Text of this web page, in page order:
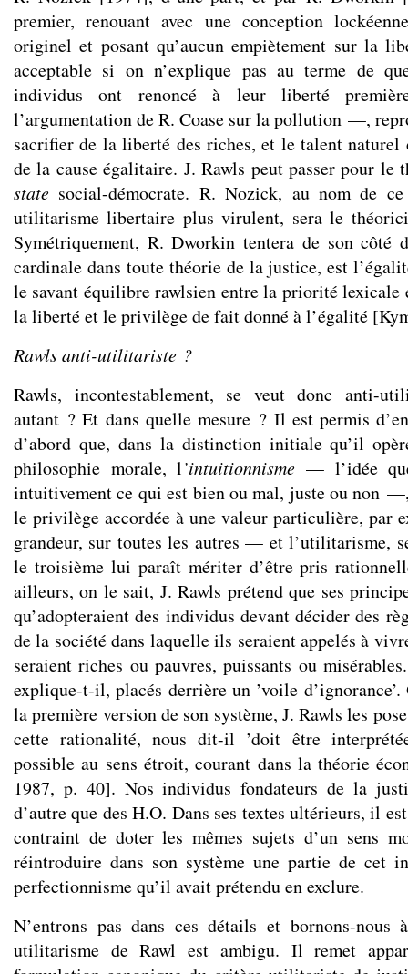
premier, renouant avec une conception
originel et posant qu’aucun empiètement sur la
acceptable si on n’explique pas au terme de
individus ont renoncé à leur liberté
l’argumentation de R. Coase sur la pollution —,
sacrifier de la liberté des riches, et le talent naturel
de la cause égalitaire. J. Rawls peut passer pour le
state social-démocrate. R. Nozick, au nom de
utilitarisme libertaire plus virulent, sera le
Symétriquement, R. Dworkin tentera de son côté
cardinale dans toute théorie de la justice, est
le savant équilibre rawlsien entre la priorité lexicale
la liberté et le privilège de fait donné à l’égalité
Rawls anti-utilitariste ?
Rawls, incontestablement, se veut donc anti-
autant ? Et dans quelle mesure ? Il est permis
d’abord que, dans la distinction initiale qu’il
philosophie morale, l’intuitionnisme — l’idée
intuitivement ce qui est bien ou mal, juste ou non
le privilège accordée à une valeur particulière, par
grandeur, sur toutes les autres — et l’utilitarisme,
le troisième lui paraît mériter d’être pris
ailleurs, on le sait, J. Rawls prétend que ses
qu’adopteraient des individus devant décider des
de la société dans laquelle ils seraient appelés à
seraient riches ou pauvres, puissants ou
explique-t-il, placés derrière un ’voile
la première version de son système, J. Rawls les
cette rationalité, nous dit-il ’doit être
possible au sens étroit, courant dans la théorie
1987, p. 40]. Nos individus fondateurs de la
d’autre que des H.O. Dans ses textes ultérieurs, il
contraint de doter les mêmes sujets d’un sens
réintroduire dans son système une partie de cet
perfectionnisme qu’il avait prétendu en exclure.
N’entrons pas dans ces détails et bornons-nous
utilitarisme de Rawl est ambigu. Il remet